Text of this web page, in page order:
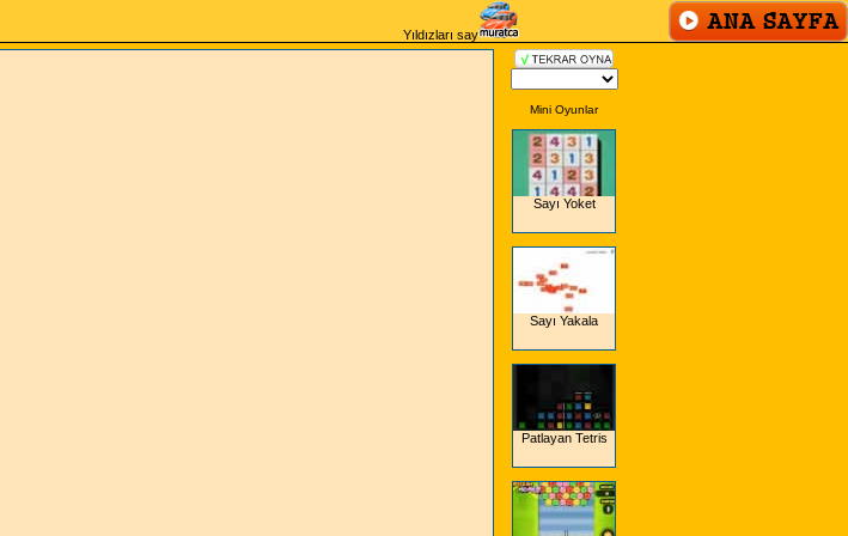
Yıldızları say
Mini Oyunlar
Sayı Yoket
Sayı Yakala
Patlayan Tetris